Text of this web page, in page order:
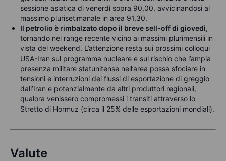
sessione asiatica di venerdì sopra 90,00, avvicinandosi al
massimo plurisetimanale in area 91,30.
Il petrolio è rimbalzato dopo il breve sell-off di giovedì,
tornando nel range recente vicino ai massimi plurimensili in
vista del weekend. L’attenzione resta sui prossimi colloqui
USA-Iran sul programma nucleare e sul rischio che l’ampia
presenza militare statunitense nell’area possa sfociare in
tensioni e interruzioni dei flussi di esportazione di greggio
dall’Iran e potenzialmente da altri produttori regionali,
qualora venissero compromessi i transiti attraverso lo
Stretto di Hormuz (circa il 25% delle esportazioni mondiali).
Valute